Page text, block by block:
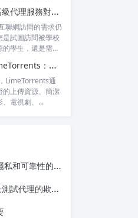
4everproxy 與高級代理服務對比：速度、隱私和可靠性的比較
聯網訪問的需求仍
試圖訪問被學校
學生，還是需要
如何安全訪問LimeTorrents：使用家庭代理繞過封鎖
LimeTorrents通
的上傳資源、簡潔
、電視劇、...
可靠性的對比
位置及信息洩露情況